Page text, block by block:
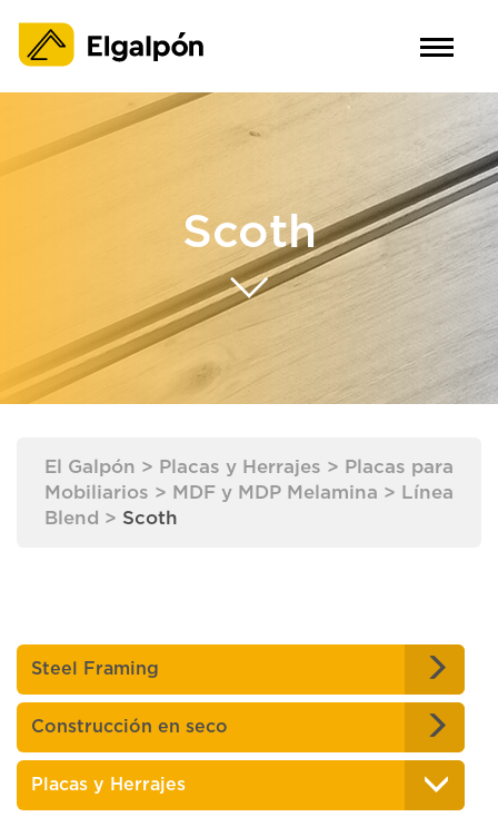
Scoth
El Galpón > Placas y Herrajes > Placas para
Mobiliarios > MDF y MDP Melamina > Línea
Blend > Scoth
Steel Framing
Construcción en seco
Placas y Herrajes